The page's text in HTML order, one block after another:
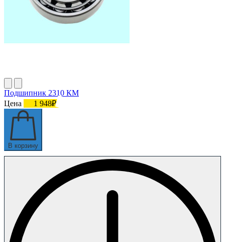
Подшипник 2310 КМ
Цена
1 948₽
В корзину